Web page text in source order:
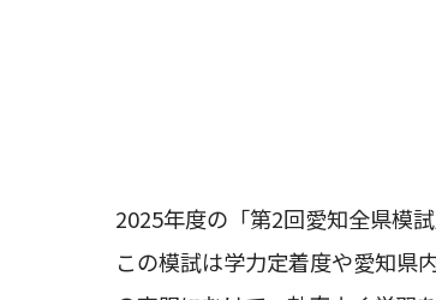
2025年度の「第2回愛知全県模
この模試は学力定着度や愛知県